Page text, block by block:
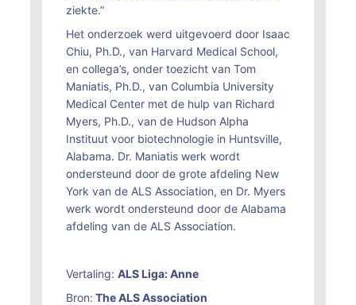
ziekte.”
Het onderzoek werd uitgevoerd door Isaac
Chiu, Ph.D., van Harvard Medical School,
en collega’s, onder toezicht van Tom
Maniatis, Ph.D., van Columbia University
Medical Center met de hulp van Richard
Myers, Ph.D., van de Hudson Alpha
Instituut voor biotechnologie in Huntsville,
Alabama. Dr. Maniatis werk wordt
ondersteund door de grote afdeling New
York van de ALS Association, en Dr. Myers
werk wordt ondersteund door de Alabama
afdeling van de ALS Association.
Vertaling: ALS Liga: Anne
Bron: The ALS Association